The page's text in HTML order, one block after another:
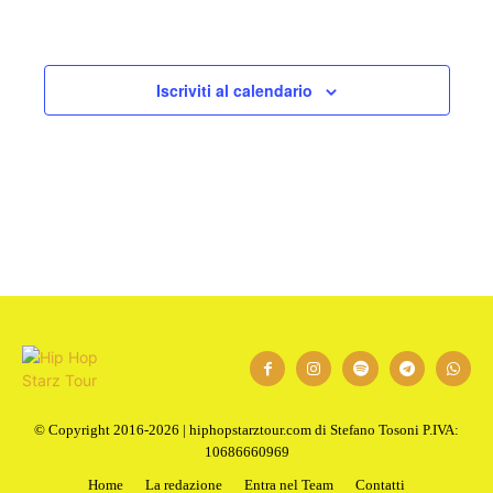
Iscriviti al calendario
© Copyright 2016-2026 | hiphopstarztour.com di Stefano Tosoni P.IVA:
10686660969
Home
La redazione Entra nel Team Contatti